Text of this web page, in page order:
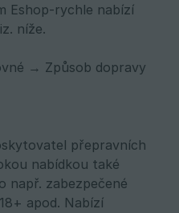
Eshop-rychle nabízí
níže.
→ Způsob dopravy
přepravních
nabídkou také
např. zabezpečené
apod. Nabízí